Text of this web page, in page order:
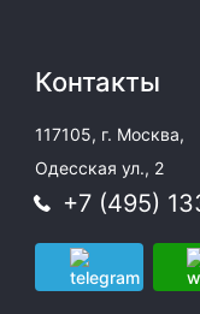
Контакты
117105, г. Москва,
Одесская ул., 2
+7 (495)